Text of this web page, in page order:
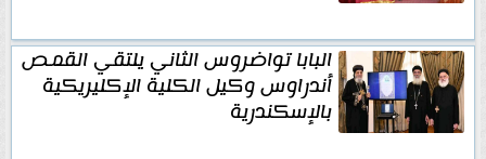
البابا تواضروس الثاني يلتقي القمص
أندراوس وكيل الكلية الإكليريكية
بالإسكندرية